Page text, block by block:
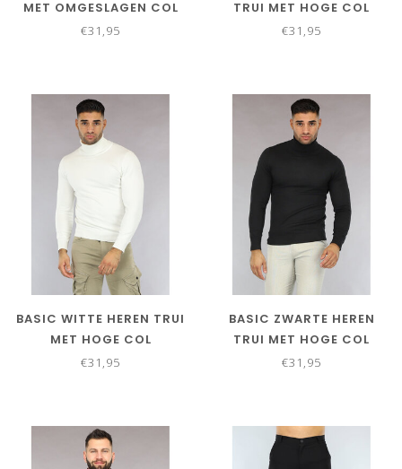
MET OMGESLAGEN COL
€31,95
TRUI MET HOGE COL
€31,95
BASIC WITTE HEREN TRUI
MET HOGE COL
€31,95
BASIC ZWARTE HEREN
TRUI MET HOGE COL
€31,95